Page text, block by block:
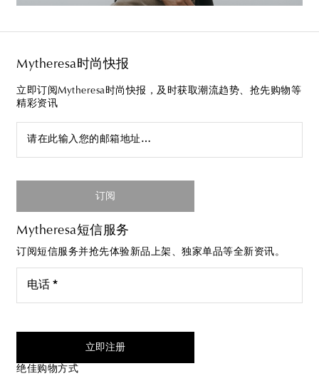
Mytheresa时尚快报
立即订阅Mytheresa时尚快报，及时获取潮流趋势、抢先购物等
精彩资讯
请在此输入您的邮箱地址…
订阅
Mytheresa短信服务
订阅短信服务并抢先体验新品上架、独家单品等全新资讯。
电话 *
立即注册
绝佳购物方式